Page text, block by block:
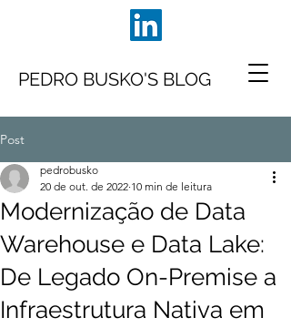
PEDRO BUSKO'S BLOG
Post
Modernização de Data
Warehouse e Data Lake:
De Legado On-Premise a
Infraestrutura Nativa em
pedrobusko
20 de out. de 2022 10 min de leitura